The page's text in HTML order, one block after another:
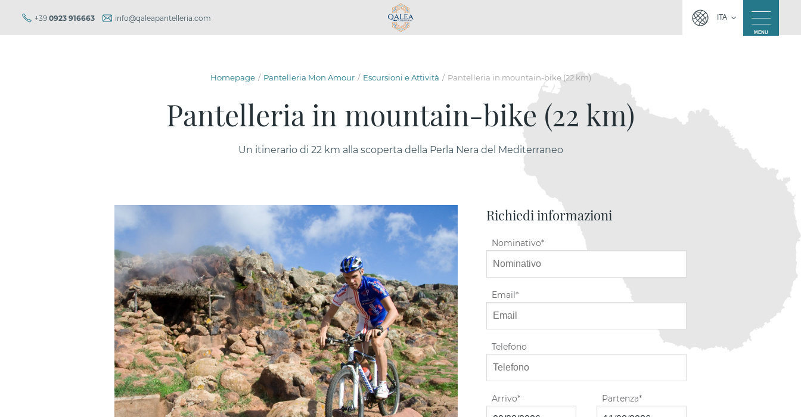
+390923 916663 info@qaleapantelleria.com ITA
MENU
Homepage Pantelleria Mon Amour Escursioni e Attività Pantelleria in mountain-bike (22 km)
Pantelleria in mountain-bike (22 km)
Un itinerario di 22 km alla scoperta della Perla Nera del Mediterraneo
Richiedi informazioni
Nominativo
Email
Telefono
Arrivo Partenza